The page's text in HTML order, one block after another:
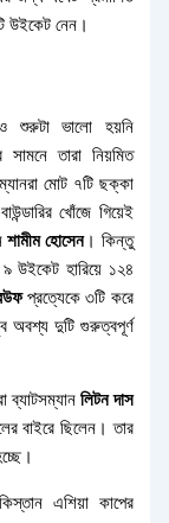
উইকেট নেন।
শুরুটা ভালো হয়নি
সামনে তারা নিয়মিত
মোট ৭টি ছক্কা
খোঁজে গিয়েই
শামীম হোসেন। কিন্তু
উইকেট হারিয়ে ১২৪
প্রত্যেকে ৩টি করে
অবশ্য দুটি গুরুত্বপূর্ণ
ব্যাটসম্যানলিটন দাস
বাইরে ছিলেন। তার
এশিয়া কাপের